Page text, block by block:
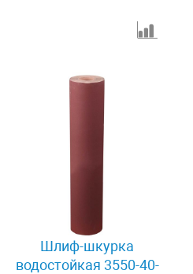
Шлиф-шкурка
водостойкая 3550-40-